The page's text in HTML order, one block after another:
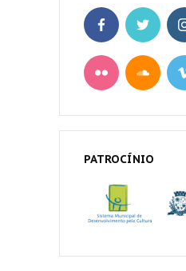
PATROCÍNIO